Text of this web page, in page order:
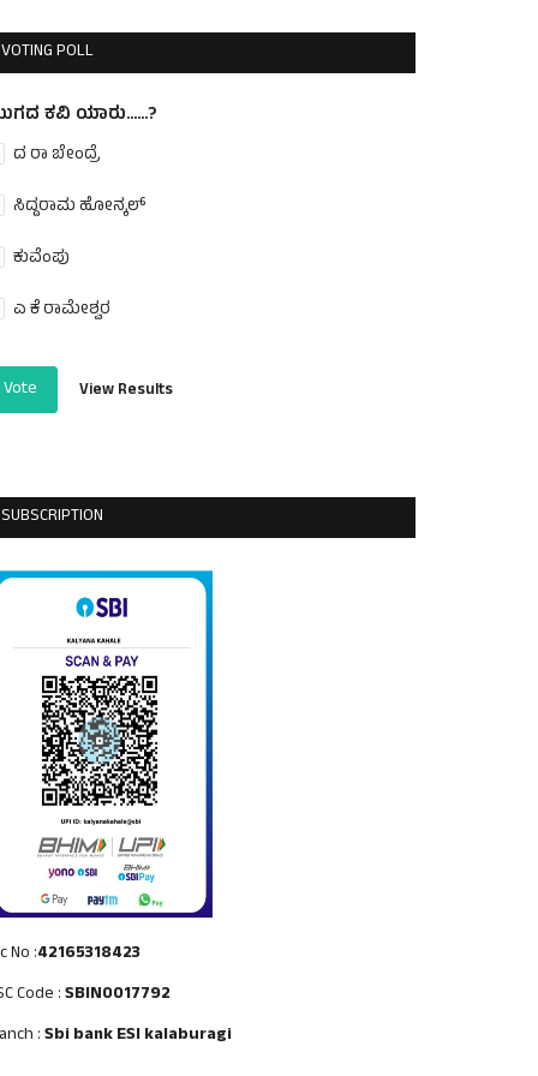
VOTING POLL
ಕವಿ ಯಾರು......?
ದ ರಾ ಬೇಂದ್ರೆ
ಸಿದ್ದರಾಮ ಹೋನ್ಕಲ್
ಕುವೆಂಪು
ಎ ಕೆ ರಾಮೇಶ್ವರ
Vote View Results
SUBSCRIPTION
No :42165318423
Code :SBIN0017792
:Sbi bank ESI kalaburagi